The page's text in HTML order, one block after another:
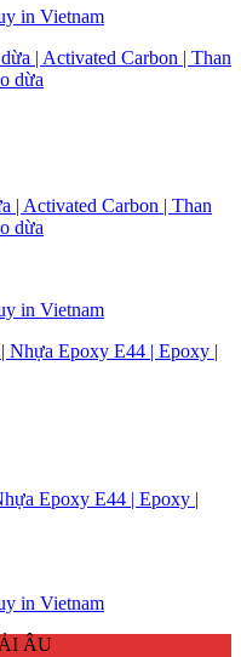
in Vietnam
| Activated Carbon | Than
dừa
in Vietnam
Epoxy E44 | Epoxy |
in Vietnam
ÂU